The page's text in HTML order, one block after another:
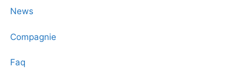
News
Compagnie
Faq